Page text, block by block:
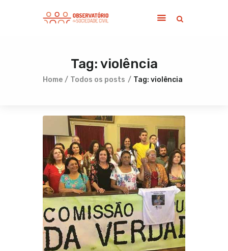
Tag: violência
Home Todos os posts Tag: violência
Sobre
Contato